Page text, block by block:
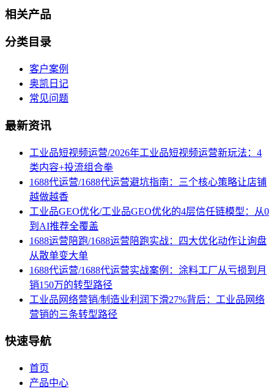
相关产品
分类目录
客户案例
奥凯日记
常见问题
最新资讯
工业品短视频运营/2026年工业品短视频运营新玩法：4
类内容+投流组合拳
1688代运营/1688代运营避坑指南：三个核心策略让店铺
越做越香
工业品GEO优化/工业品GEO优化的4层信任链模型：从0
到AI推荐全覆盖
1688运营陪跑/1688运营陪跑实战：四大优化动作让询盘
从散单变大单
1688代运营/1688代运营实战案例：涂料工厂从亏损到月
销150万的转型路径
工业品网络营销/制造业利润下滑27%背后：工业品网络
营销的三条转型路径
快速导航
首页
产品中心